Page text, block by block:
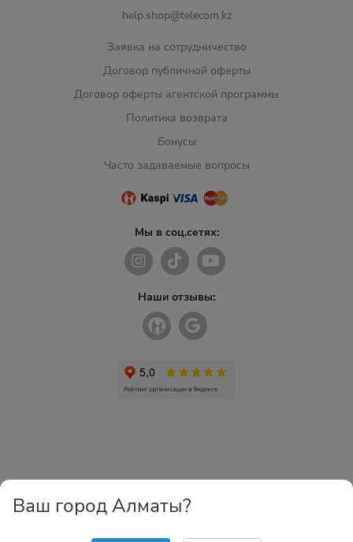
help.shop@telecom.kz
Заявка на сотрудничество
Договор публичной оферты
Договор оферты агентской программы
Политика возврата
Бонусы
Часто задаваемые вопросы
Мы в соц.сетях:
Наши отзывы:
Ваш город Алматы?